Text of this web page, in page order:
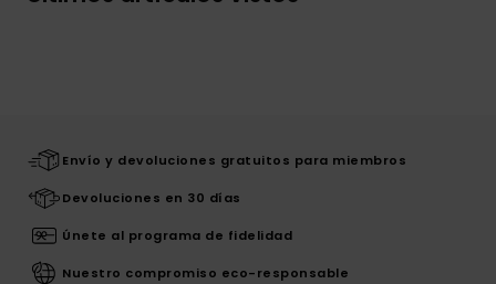
Envío y devoluciones gratuitos para miembros
Devoluciones en 30 días
Únete al programa de fidelidad
Nuestro compromiso eco-responsable